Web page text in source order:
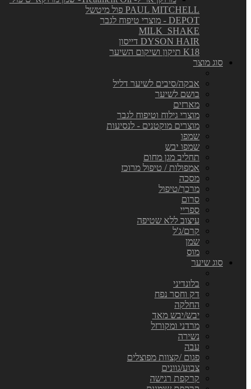
PAUL MITCHELL פול מיטשל
DEPOT - מוצרי טיפוח לגבר
MILK_SHAKE
DYSON HAIR דייסון
K18 תיקון ושיקום השיער
סוג מוצר
אבקה/סיבים לשיער דליל
בושם לשיער
מארזים
מוצרי גילוח וטיפוח לגבר
מוצרים מוקטנים - לנסיעות
שמפו
שמפו יבש
תחליב מגן מחום
אמפולות / טיפול מרוכז
מסכה
מרכך/טיפול
סרום
ספריי
עיצוב ללא שטיפה
קרם/ג'ל
שמן
מוס
סוג שיער
בלונדיני
דק וחסר נפח
החלקה
יבש/יבש מאד
מרדני ומקורזל
נשירה
עבה
פגום /קצוות מפוצלים
צבוע/גוונים
קרקפת רגישה